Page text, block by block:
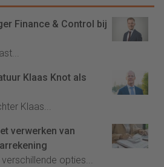
Finance & Control bij
Klaas Knot als
Klaas...
verwerken van
opties...